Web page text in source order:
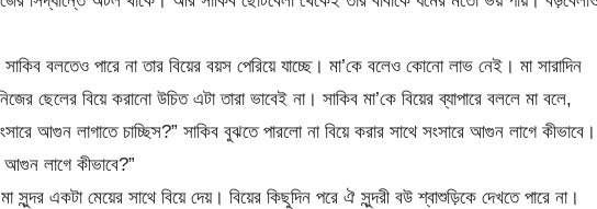
বলতেও পারে না তার বিয়ের বয়স পেরিয়ে যাচ্ছে। মা’কে বলেও কোনো লাভ নেই। মা সারাদিন
ছেলের বিয়ে করানো উচিত এটা তারা ভাবেই না। সাকিব মা’কে বিয়ের ব্যাপারে বললে মা বলে,
আগুন লাগাতে চাচ্ছিস?” সাকিব বুঝতে পারলো না বিয়ে করার সাথে সংসারে আগুন লাগে কীভাবে।
আগুন লাগে কীভাবে?”
একটা মেয়ের সাথে বিয়ে দেয়। বিয়ের কিছুদিন পরে ঐ সুন্দরী বউ শ্বাশুড়িকে দেখতে পারে না।